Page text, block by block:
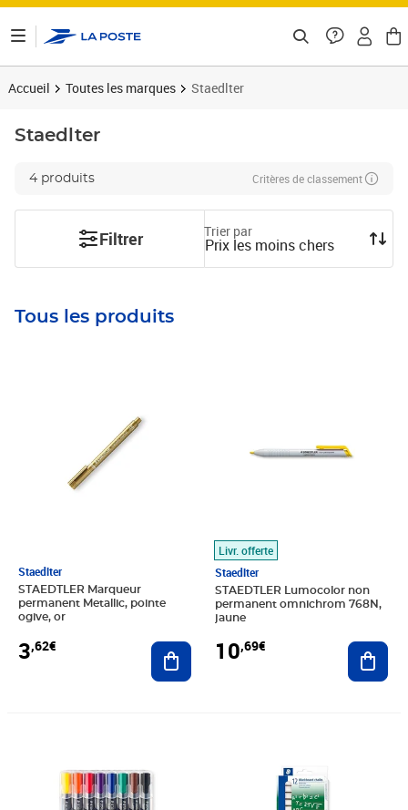
Accueil Toutes les marques Staedlter
Staedlter
4 produits Critères de classement
Filtrer Trier par
Prix les moins chers
Tous les produits
Staedlter
STAEDTLER Marqueur
permanent Metallic, pointe
ogive, or
3,62€ Ajouter au panier
Livr. offerte
Staedlter
STAEDTLER Lumocolor non
permanent omnichrom 768N,
jaune
10,69€